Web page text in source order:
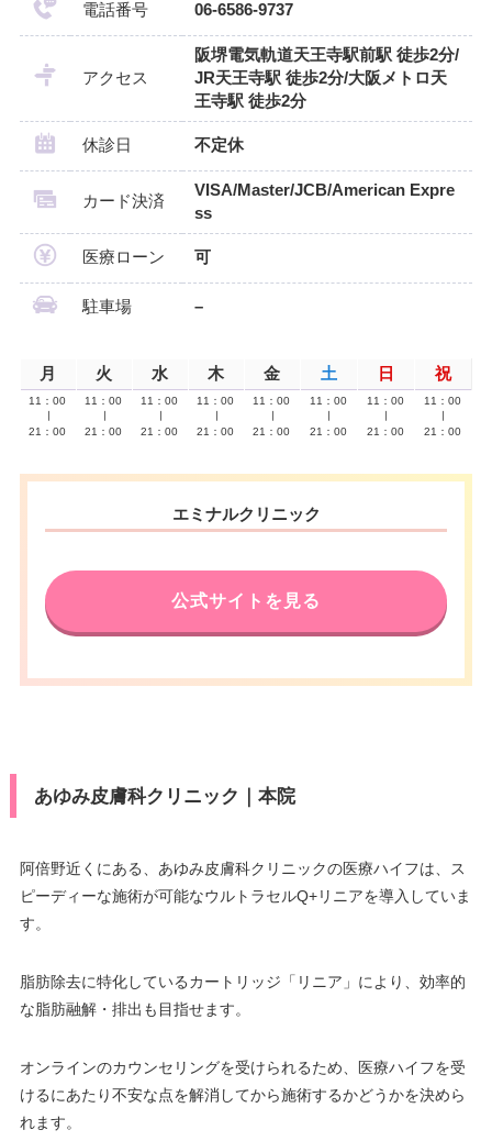
電話番号 06-6586-9737
アクセス
阪堺電気軌道天王寺駅前駅 徒歩2分/
JR天王寺駅 徒歩2分/大阪メトロ天
王寺駅 徒歩2分
休診日 不定休
カード決済
VISA/Master/JCB/American Expre
ss
医療ローン 可
駐車場 –
月 火 水 木 金 土 日 祝
11：00
21：00
11：00
21：00
11：00
21：00
11：00
21：00
11：00
21：00
11：00
21：00
11：00
21：00
11：00
21：00
エミナルクリニック
公式サイトを見る
あゆみ皮膚科クリニック｜本院
阿倍野近くにある、あゆみ皮膚科クリニックの医療ハイフは、ス
ピーディーな施術が可能なウルトラセルQ+リニアを導入していま
す。
脂肪除去に特化しているカートリッジ「リニア」により、効率的
な脂肪融解・排出も目指せます。
オンラインのカウンセリングを受けられるため、医療ハイフを受
けるにあたり不安な点を解消してから施術するかどうかを決めら
れます。